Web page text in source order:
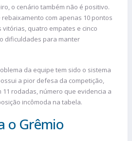
o cenário também não é positivo.
com apenas 10 pontos
quatro empates e cinco
dificuldades para manter
da equipe tem sido o sistema
a pior defesa da competição,
11 rodadas, número que evidencia a
incômoda na tabela.
o Grêmio